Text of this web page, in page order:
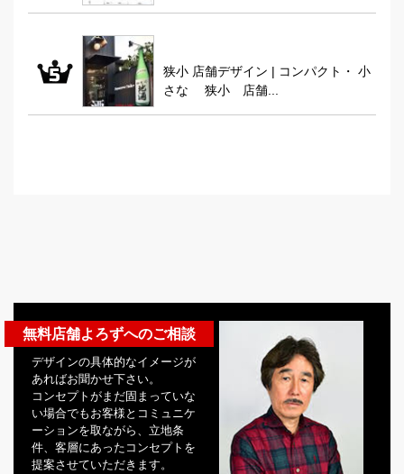
狭小 店舗デザイン | コンパクト・ 小
さな 狭小 店舗...
無料店舗よろずへのご相談
デザインの具体的なイメージが
あればお聞かせ下さい。
コンセプトがまだ固まっていな
い場合でもお客様とコミュニケ
ーションを取ながら、立地条
件、客層にあったコンセプトを
提案させていただきます。